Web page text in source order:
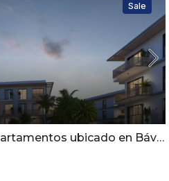
Sale
ubicado en Bávaro, Punta Cana